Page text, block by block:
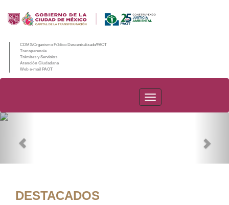
CDMX/Organismo Público Descentralizado/PAOT
Transparencia
Trámites y Servicios
Atención Ciudadana
Web e-mail PAOT
PAOT
DESTACADOS